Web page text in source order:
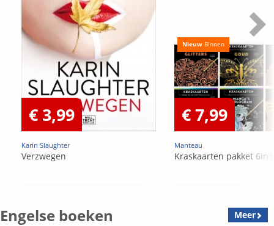
€ 3,99
Karin Slaughter
Verzwegen
Nieuw Binnen
€ 7,99
Manteau
Kraskaarten pakket 6in1
Engelse boeken Meer